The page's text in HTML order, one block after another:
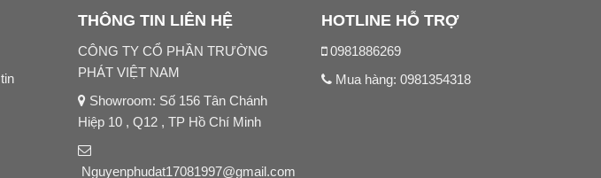
THÔNG TIN LIÊN HỆ
CÔNG TY CỔ PHẦN TRƯỜNG
PHÁT VIỆT NAM
Showroom: Số 156 Tân Chánh
Hiệp 10 , Q12 , TP Hồ Chí Minh
Nguyenphudat17081997@gmail.com
HOTLINE HỖ TRỢ
0981886269
Mua hàng:0981354318